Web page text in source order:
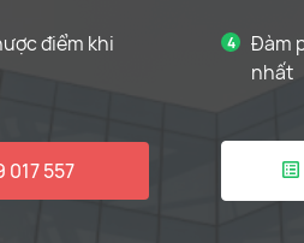
điểm khi
Đàm
nhất
557